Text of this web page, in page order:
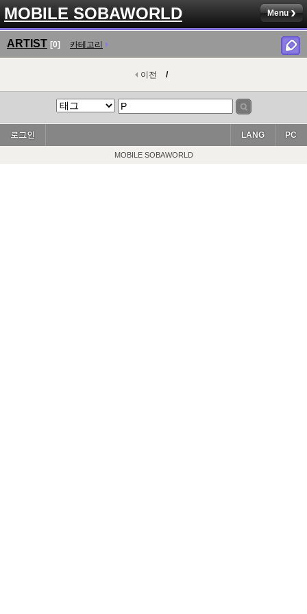
MOBILE SOBAWORLD Menu
ARTIST [0] 카테고리
이전 /
로그인 PC
LANG
MOBILE SOBAWORLD